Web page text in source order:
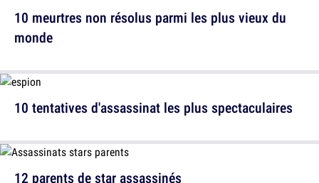
10 tentatives d'assassinat les plus spectaculaires
10 meurtres non résolus parmi les plus vieux du
monde
12 parents de star assassinés